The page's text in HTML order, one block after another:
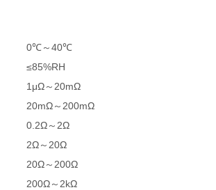
0℃～40℃
≤85%RH
1μΩ～20mΩ
20mΩ～200mΩ
0.2Ω～2Ω
2Ω～20Ω
20Ω～200Ω
200Ω～2kΩ